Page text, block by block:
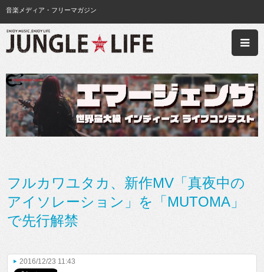
音楽メディア・フリーマガジン
フルカワユタカ、新作MV「真夜中の
アイソレーション」を「MUTOMA」
で先行解禁
2016/12/23 11:43